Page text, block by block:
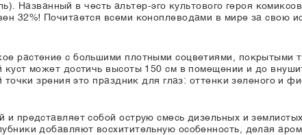
Названный в честь альтер-эго культового героя
32%! Почитается всеми коноплеводами в мире за свою
растение с большими плотными соцветиями, покрытыми
куст может достичь высоты 150 см в помещении и до
точки зрения это праздник для глаз: оттенки зеленого и
представляет собой острую смесь дизельных и
добавляют восхитительную особенность, делая